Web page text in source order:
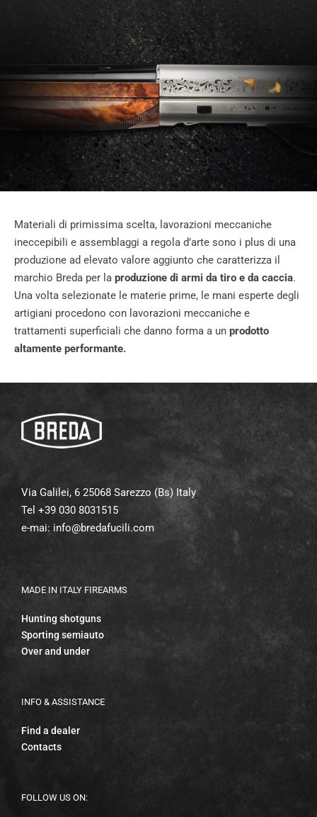
Materiali di primissima scelta, lavorazioni meccaniche
ineccepibili e assemblaggi a regola d’arte sono i plus di una
produzione ad elevato valore aggiunto che caratterizza il
marchio Breda per la produzione di armi da tiro e da caccia.
Una volta selezionate le materie prime, le mani esperte degli
artigiani procedono con lavorazioni meccaniche e
trattamenti superficiali che danno forma a un prodotto
altamente performante.
Via Galilei, 6 25068 Sarezzo (Bs) Italy
Tel +39 030 8031515
e-mai: info@bredafucili.com
MADE IN ITALY FIREARMS
Hunting shotguns
Sporting semiauto
Over and under
INFO & ASSISTANCE
Find a dealer
Contacts
FOLLOW US ON: